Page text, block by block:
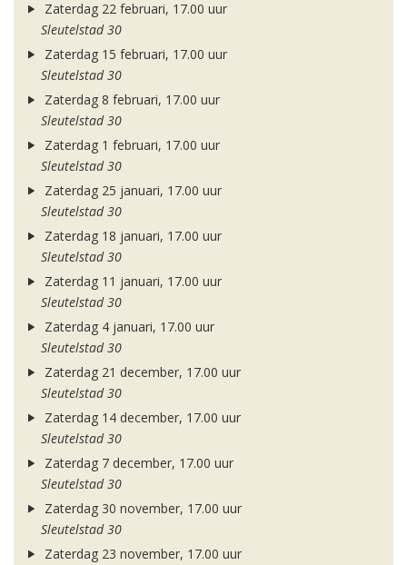
Zaterdag 22 februari, 17.00 uur
Sleutelstad 30
Zaterdag 15 februari, 17.00 uur
Sleutelstad 30
Zaterdag 8 februari, 17.00 uur
Sleutelstad 30
Zaterdag 1 februari, 17.00 uur
Sleutelstad 30
Zaterdag 25 januari, 17.00 uur
Sleutelstad 30
Zaterdag 18 januari, 17.00 uur
Sleutelstad 30
Zaterdag 11 januari, 17.00 uur
Sleutelstad 30
Zaterdag 4 januari, 17.00 uur
Sleutelstad 30
Zaterdag 21 december, 17.00 uur
Sleutelstad 30
Zaterdag 14 december, 17.00 uur
Sleutelstad 30
Zaterdag 7 december, 17.00 uur
Sleutelstad 30
Zaterdag 30 november, 17.00 uur
Sleutelstad 30
Zaterdag 23 november, 17.00 uur